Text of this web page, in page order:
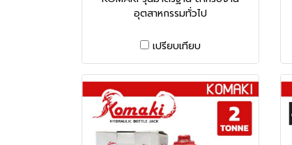
อุตสาหกรรมทั่วไป
เปรียบเทียบ